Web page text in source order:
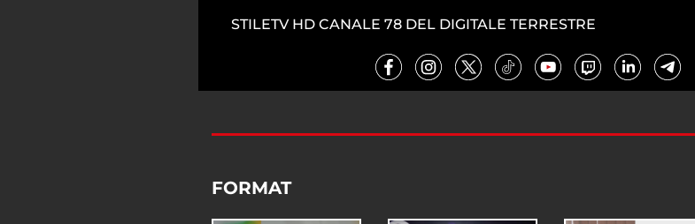
STILETV HD CANALE 78 DEL DIGITALE TERRESTRE
FORMAT